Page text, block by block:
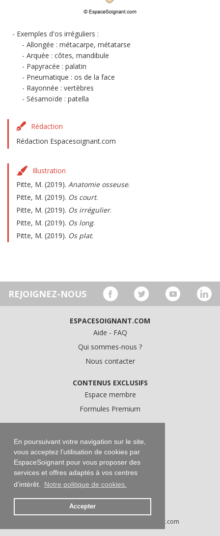
En poursuivant votre navigation sur le site,
vous acceptez l’utilisation de cookies par
EspaceSoignant pour vous proposer des
services et offres adaptés à vos centres
d’intérêt.
Notre politique de cookies.
Accepter
Exemples d'os irréguliers :
Allongée : métacarpe, métatarse
Arquée : côtes, mandibule
Papyracée : palatin
Pneumatique : os de la face
Rayonnée : vertèbres
Sésamoïde : patella
Rédaction
Rédaction Espacesoignant.com
Illustration
Pitte, M. (2019). Anatomie osseuse.
Pitte, M. (2019). Os court.
Pitte, M. (2019). Os irrégulier.
Pitte, M. (2019). Os long.
Pitte, M. (2019). Os plat.
REJOIGNEZ-NOUS
ESPACESOIGNANT.COM
Aide - FAQ
Qui sommes-nous ?
Nous contacter
CONTENUS EXCLUSIFS
Espace membre
Formules Premium
Conditions Générales d'Utilisation
Données personnelles
Conditions Générales de Vente
Mentions légales
Droits d'auteur © 2016-2026 EspaceSoignant.com